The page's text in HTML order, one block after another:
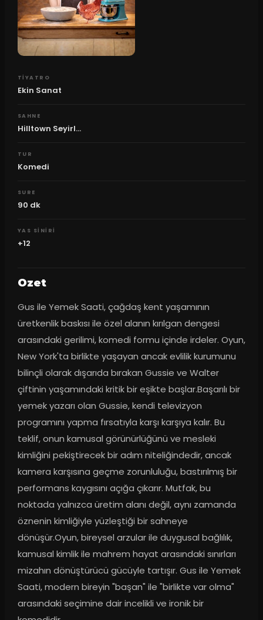
TIYATRO
Ekin Sanat
SAHNE
Hilltown Seyirl...
TUR
Komedi
SURE
90 dk
YAS SINIRI
+12
Ozet
Gus ile Yemek Saati, çağdaş kent yaşamının
üretkenlik baskısı ile özel alanın kırılgan dengesi
arasındaki gerilimi, komedi formu içinde irdeler. Oyun,
New York'ta birlikte yaşayan ancak evlilik kurumunu
bilinçli olarak dışarıda bırakan Gussie ve Walter
çiftinin yaşamındaki kritik bir eşikte başlar.Başarılı bir
yemek yazarı olan Gussie, kendi televizyon
programını yapma fırsatıyla karşı karşıya kalır. Bu
teklif, onun kamusal görünürlüğünü ve mesleki
kimliğini pekiştirecek bir adım niteliğindedir, ancak
kamera karşısına geçme zorunluluğu, bastırılmış bir
performans kaygısını açığa çıkarır. Mutfak, bu
noktada yalnızca üretim alanı değil, aynı zamanda
öznenin kimliğiyle yüzleştiği bir sahneye
dönüşür.Oyun, bireysel arzular ile duygusal bağlılık,
kamusal kimlik ile mahrem hayat arasındaki sınırları
mizahın dönüştürücü gücüyle tartışır. Gus ile Yemek
Saati, modern bireyin "başan" ile "birlikte var olma"
arasındaki seçimine dair incelikli ve ironik bir